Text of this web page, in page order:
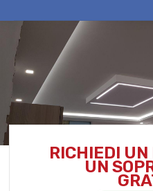
RICHIEDI UN
UN